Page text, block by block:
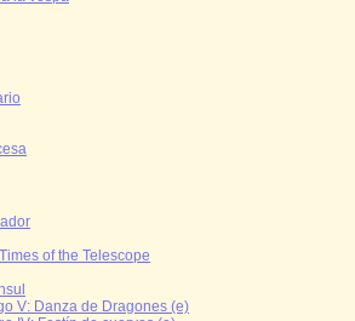
of the Telescope
V: Danza de Dragones (e)